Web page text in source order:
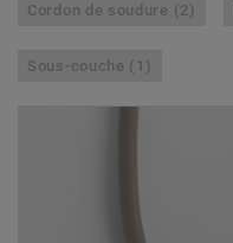
Cordon de soudure (2)
Sous-couche (1)